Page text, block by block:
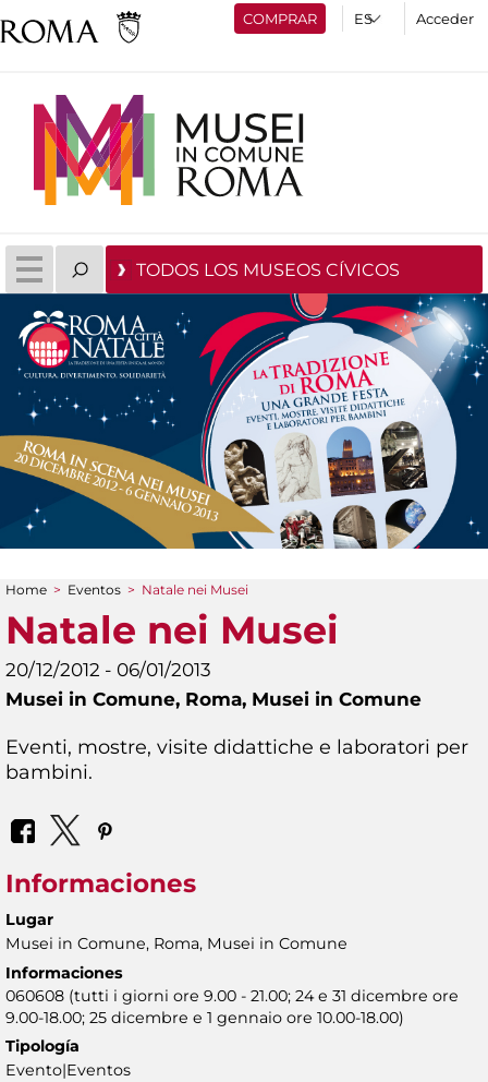
COMPRAR Acceder
TODOS LOS MUSEOS CÍVICOS
You are here
Home > Eventos > Natale nei Musei
Natale nei Musei
20/12/2012 - 06/01/2013
Musei in Comune, Roma, Musei in Comune
Eventi, mostre, visite didattiche e laboratori per
bambini.
Informaciones
Lugar
Musei in Comune, Roma, Musei in Comune
Informaciones
060608 (tutti i giorni ore 9.00 - 21.00; 24 e 31 dicembre ore
9.00-18.00; 25 dicembre e 1 gennaio ore 10.00-18.00)
Tipología
Evento|Eventos